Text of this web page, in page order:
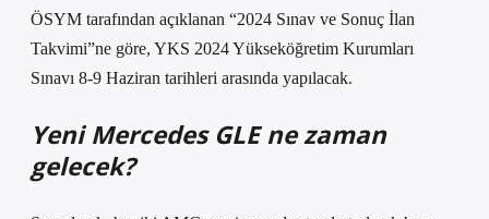
ÖSYM tarafından açıklanan “2024 Sınav ve Sonuç İlan
Takvimi”ne göre, YKS 2024 Yükseköğretim Kurumları
Sınavı 8-9 Haziran tarihleri ​​arasında yapılacak.
Yeni Mercedes GLE ne zaman
gelecek?